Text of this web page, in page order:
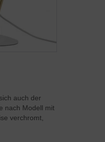
auch der
nach Modell mit
verchromt,